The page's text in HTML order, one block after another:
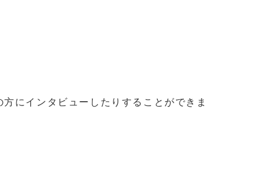
にインタビューしたりすることができま